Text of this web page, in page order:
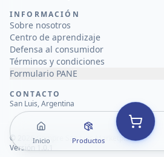
Inicio Productos
INFORMACIÓN
Sobre nosotros
Centro de aprendizaje
Defensa al consumidor
Términos y condiciones
Formulario PANE
CONTACTO
San Luis, Argentina
© 2026Compre San Luis Marketplace
Versión 1.0.1